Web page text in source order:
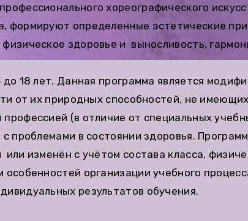
хореографического
формируют определенные эстетические
здоровье и выносливость,
18 лет. Данная программа является
от их природных способностей, не
(в отличие от специальных
проблемами в состоянии здоровья.
изменён с учётом состава класса,
организации учебного
результатов обучения.